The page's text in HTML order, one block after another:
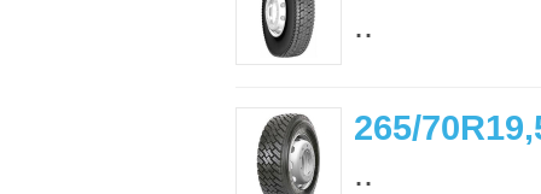
..
265/
..